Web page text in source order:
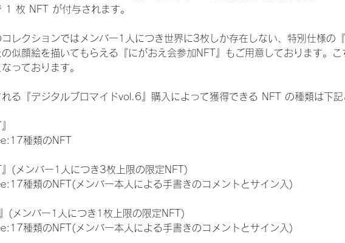
1 枚 NFT が付与されます。
コレクションではメンバー1人につき世界に3枚しか存在しない、特別仕様の
の似顔絵を描いてもらえる『にがおえ会参加NFT』もご用意しております。
っております。
る『デジタルブロマイドvol.6』購入によって獲得できる NFT の種類は下記
種類のNFT
』(メンバー1人につき3枚上限の限定NFT)
種類のNFT(メンバー本人による手書きのコメントとサイン入)
』(メンバー1人につき1枚上限の限定NFT)
種類のNFT(メンバー本人による手書きのコメントとサイン入)